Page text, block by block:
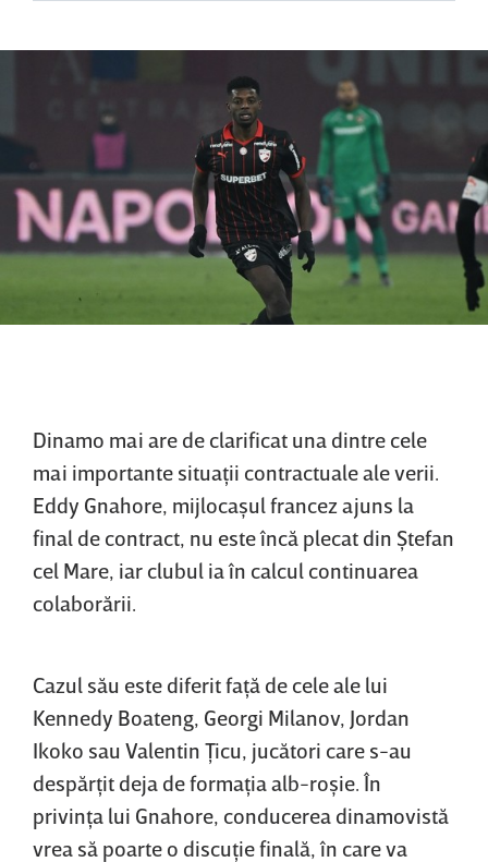
Dinamo mai are de clarificat una dintre cele
mai importante situaţii contractuale ale verii.
Eddy Gnahore, mijlocaşul francez ajuns la
final de contract, nu este încă plecat din Ştefan
cel Mare, iar clubul ia în calcul continuarea
colaborării.
Cazul său este diferit faţă de cele ale lui
Kennedy Boateng, Georgi Milanov, Jordan
Ikoko sau Valentin Ţicu, jucători care s-au
despărţit deja de formaţia alb-roşie. În
privinţa lui Gnahore, conducerea dinamovistă
vrea să poarte o discuţie finală, în care va